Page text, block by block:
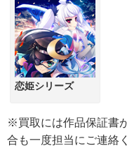
恋姫シリーズ
※買取には作品保証書
合も一度担当にご連絡